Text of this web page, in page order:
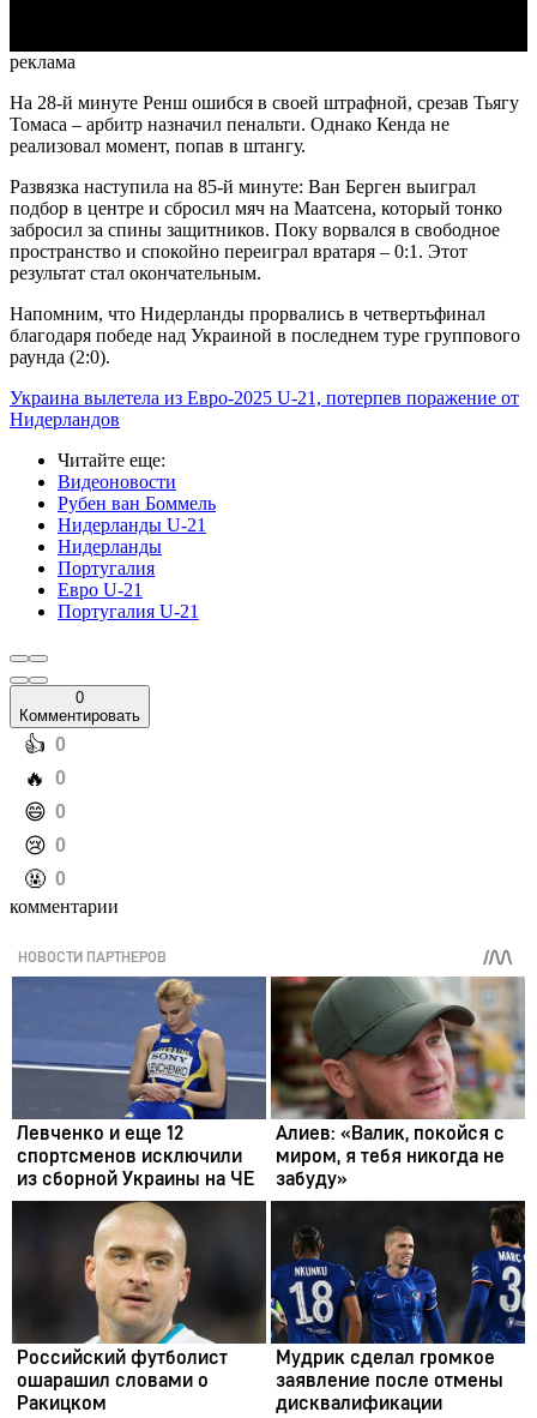
реклама
На 28-й минуте Ренш ошибся в своей штрафной, срезав Тьягу
Томаса – арбитр назначил пенальти. Однако Кенда не
реализовал момент, попав в штангу.
Развязка наступила на 85-й минуте: Ван Берген выиграл
подбор в центре и сбросил мяч на Маатсена, который тонко
забросил за спины защитников. Поку ворвался в свободное
пространство и спокойно переиграл вратаря – 0:1. Этот
результат стал окончательным.
Напомним, что Нидерланды прорвались в четвертьфинал
благодаря победе над Украиной в последнем туре группового
раунда (2:0).
Украина вылетела из Евро-2025 U-21, потерпев поражение от
Нидерландов
Читайте еще:
Видеоновости
Рубен ван Боммель
Нидерланды U-21
Нидерланды
Португалия
Евро U-21
Португалия U-21
0
Комментировать
️👍 0
️🔥 0
️😄 0
️😢 0
️🤬 0
комментарии